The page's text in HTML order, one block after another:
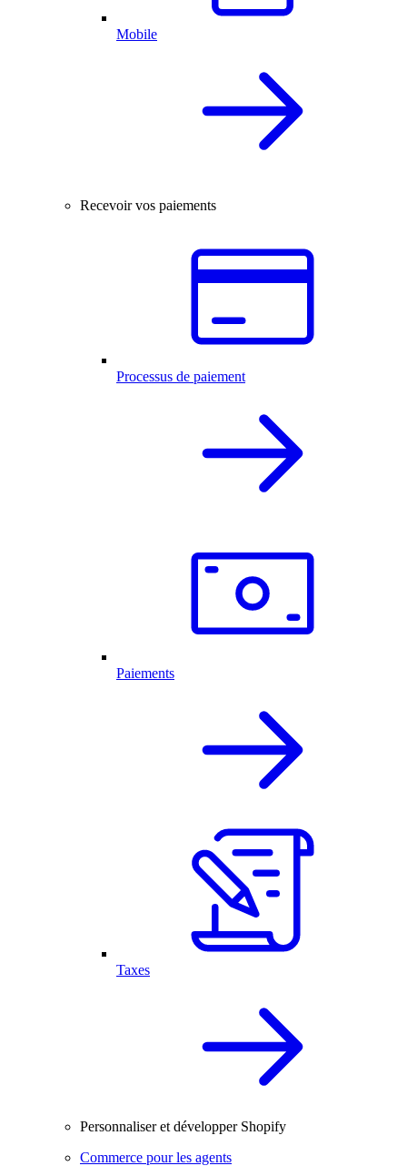
Mobile
Recevoir vos paiements
Processus de paiement
Paiements
Taxes
Personnaliser et développer Shopify
Commerce pour les agents